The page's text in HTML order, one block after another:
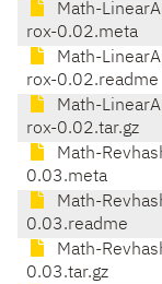
Math-
rox-0.02.meta
Math-
rox-0.02.readme
Math-
rox-0.02.tar.gz
Math-
0.03.meta
Math-
0.03.readme
Math-
0.03.tar.gz